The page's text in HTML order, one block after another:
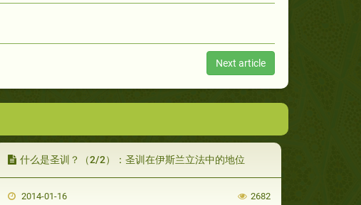
Next article
什么是圣训？（2/2）：圣训在伊斯兰立法中的地位
2014-01-16 2682